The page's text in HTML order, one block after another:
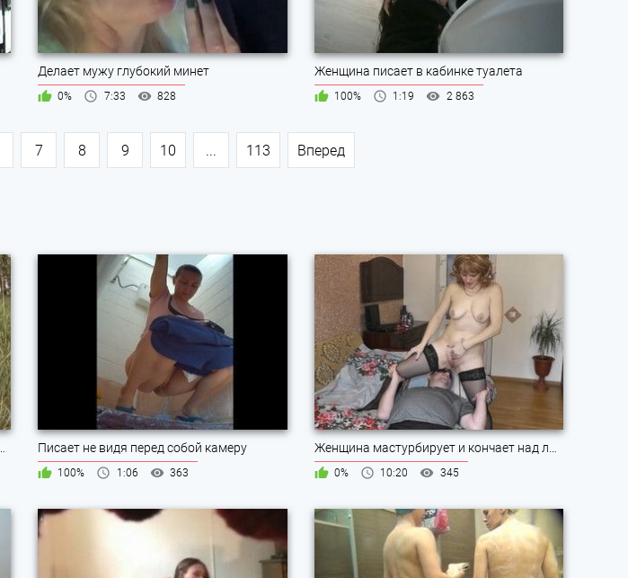
Делает мужу глубокий минет
0% 7:33 828
Женщина писает в кабинке туалета
100% 1:19 2 863
7 8 9 10 ... 113 Вперед
Писает не видя перед собой камеру
100% 1:06 363 0% 10:20 345